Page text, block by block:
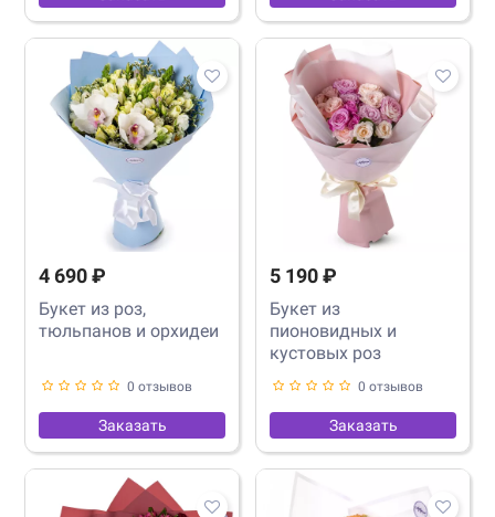
4 690 ₽
Букет из роз,
тюльпанов и орхидеи
0 отзывов
Заказать
5 190 ₽
Букет из
пионовидных и
кустовых роз
0 отзывов
Заказать